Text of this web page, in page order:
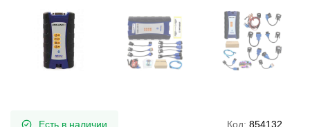
Есть в наличии Код: 854132